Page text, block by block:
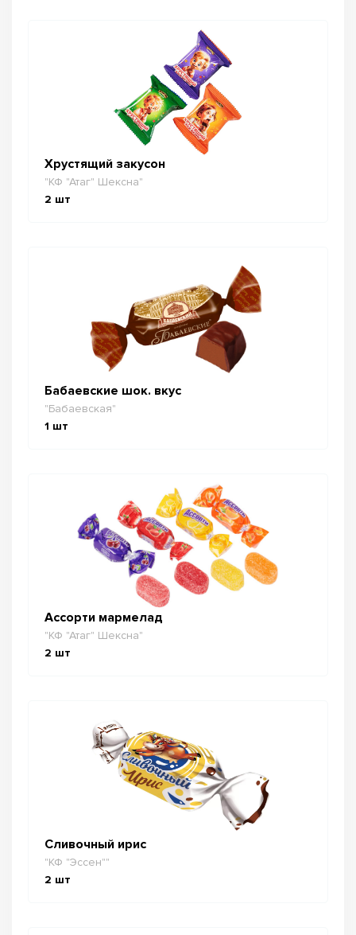
Хрустящий закусон
"КФ "Атаг" Шексна"
2 шт
Бабаевские шок. вкус
"Бабаевская"
1 шт
Ассорти мармелад
"КФ "Атаг" Шексна"
2 шт
Сливочный ирис
"КФ "Эссен""
2 шт